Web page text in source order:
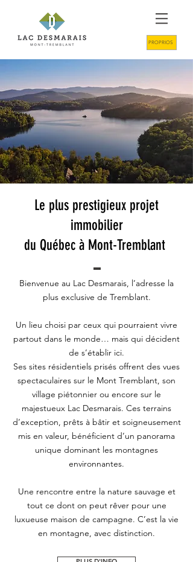
PROPRIOS
Le plus prestigieux projet
immobilier
du Québec à Mont-Tremblant
Bienvenue au Lac Desmarais, l’adresse la
plus exclusive de Tremblant.
Un lieu choisi par ceux qui pourraient vivre
partout dans le monde… mais qui décident
de s’établir ici.
Ses sites résidentiels prisés offrent des vues
spectaculaires sur le Mont Tremblant, son
village piétonnier ou encore sur le
majestueux Lac Desmarais. Ces terrains
d’exception, prêts à bâtir et soigneusement
mis en valeur, bénéficient d’un panorama
unique dominant les montagnes
environnantes.
Une rencontre entre la nature sauvage et
tout ce dont on peut rêver pour une
luxueuse maison de campagne. C’est la vie
en montagne, avec distinction.